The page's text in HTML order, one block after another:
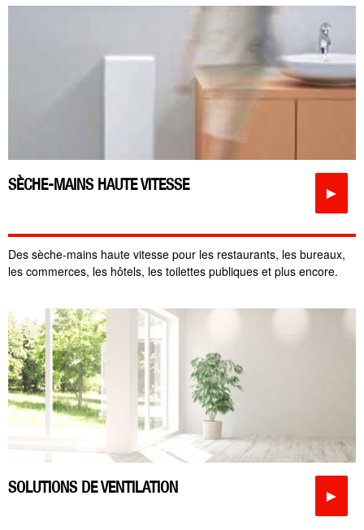
SÈCHE-MAINS HAUTE VITESSE ►
Des sèche-mains haute vitesse pour les restaurants, les bureaux,
les commerces, les hôtels, les toilettes publiques et plus encore.
SOLUTIONS DE VENTILATION ►